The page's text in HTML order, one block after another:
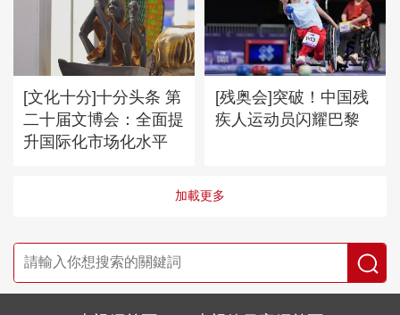
[文化十分]十分头条 第
二十届文博会：全面提
升国际化市场化水平
[残奥会]突破！中国残
疾人运动员闪耀巴黎
加載更多